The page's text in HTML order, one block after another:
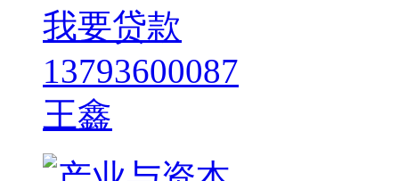
我要贷款
13793600087
王鑫